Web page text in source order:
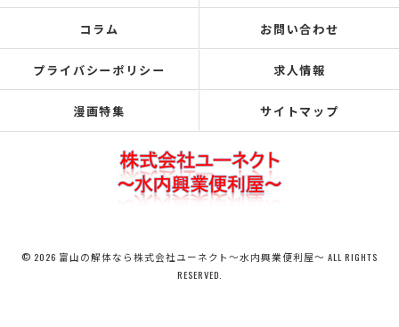
コラム お問い合わせ
プライバシーポリシー 求人情報
漫画特集 サイトマップ
© 2026 富山の解体なら株式会社ユーネクト～水内興業便利屋～ ALL RIGHTS
RESERVED.